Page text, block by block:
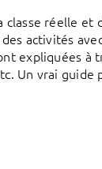
réelle et
activités
expliquées à
Un vrai guide